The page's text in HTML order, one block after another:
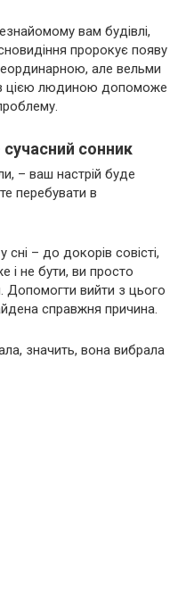
вам будівлі,
пророкує появу
але вельми
цією людиною допоможе
сонник
– ваш настрій буде
перебувати в
– до докорів совісті,
і не бути, ви просто
Допомогти вийти з цього
справжня причина.
значить, вона вибрала